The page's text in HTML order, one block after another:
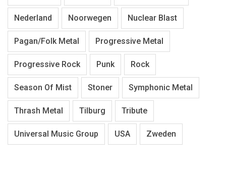
Nederland Noorwegen Nuclear Blast
Pagan/Folk Metal Progressive Metal
Progressive Rock Punk Rock
Season Of Mist Stoner Symphonic Metal
Thrash Metal Tilburg Tribute
Universal Music Group USA Zweden